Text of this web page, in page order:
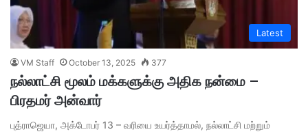
Latest
VM Staff October 13, 2025 377
நல்லாட்சி மூலம் மக்களுக்கு அதிக நன்மை –
பிரதமர் அன்வார்
புத்ராஜெயா, அக்டோபர் 13 – வரியை உயர்த்தாமல், நல்லாட்சி மற்றும்